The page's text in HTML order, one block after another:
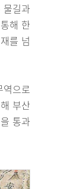
길과
해 한
를 넘
역으로
부산
통과